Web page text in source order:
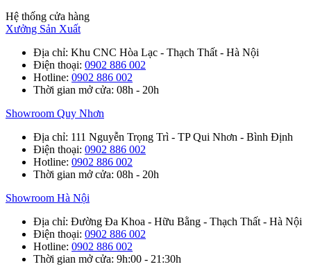
Hệ thống cửa hàng
Xưởng Sản Xuất
Địa chỉ: Khu CNC Hòa Lạc - Thạch Thất - Hà Nội
Điện thoại: 0902 886 002
Hotline: 0902 886 002
Thời gian mở cửa: 08h - 20h
Showroom Quy Nhơn
Địa chỉ: 111 Nguyễn Trọng Trì - TP Qui Nhơn - Bình Định
Điện thoại: 0902 886 002
Hotline: 0902 886 002
Thời gian mở cửa: 08h - 20h
Showroom Hà Nội
Địa chỉ: Đường Đa Khoa - Hữu Bằng - Thạch Thất - Hà Nội
Điện thoại: 0902 886 002
Hotline: 0902 886 002
Thời gian mở cửa: 9h:00 - 21:30h